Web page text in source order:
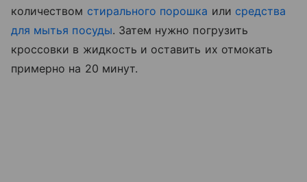
количеством стирального порошка или средства
для мытья посуды. Затем нужно погрузить
кроссовки в жидкость и оставить их отмокать
примерно на 20 минут.